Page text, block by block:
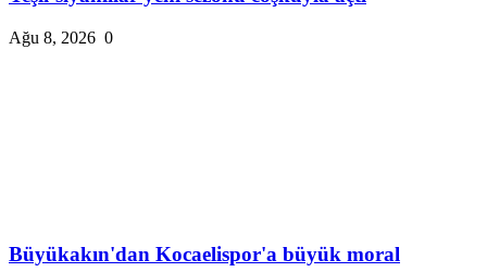
Ağu 8, 2026 0
Büyükakın'dan Kocaelispor'a büyük moral